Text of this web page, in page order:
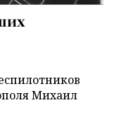
Михаил